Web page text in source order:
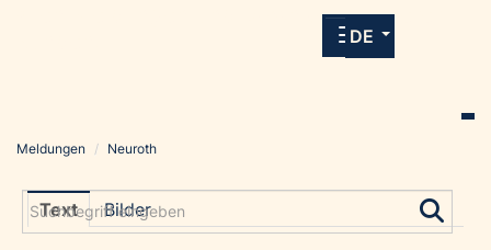
allen Meldungen und Downloads unserer
DE
Grayling Agentur
Meldungen / Neuroth
Text Bilder